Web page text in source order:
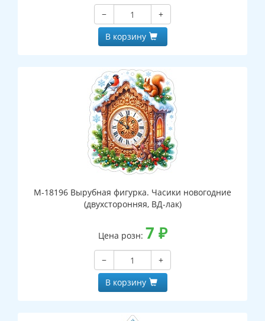
−
+
В корзину
М-18196 Вырубная фигурка. Часики новогодние
(двухсторонняя, ВД-лак)
Цена розн: 7 ₽
−
+
В корзину